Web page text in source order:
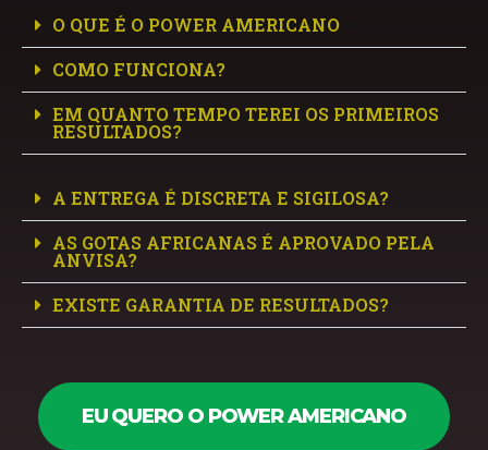
O QUE É O POWER AMERICANO
COMO FUNCIONA?
EM QUANTO TEMPO TEREI OS PRIMEIROS
RESULTADOS?
A ENTREGA É DISCRETA E SIGILOSA?
AS GOTAS AFRICANAS É APROVADO PELA
ANVISA?
EXISTE GARANTIA DE RESULTADOS?
EU QUERO O POWER AMERICANO